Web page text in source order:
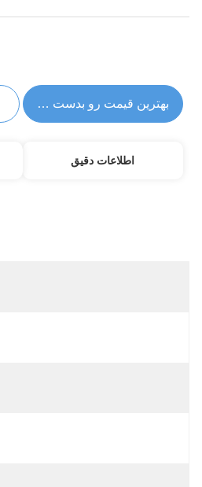
بهترین قیمت رو بدست بیار
اطلاعات دقیق